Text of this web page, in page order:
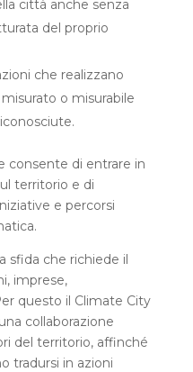
città anche senza
del proprio
che realizzano
o misurabile
consente di entrare in
territorio e di
e percorsi
sfida che richiede il
imprese,
questo il Climate City
collaborazione
del territorio, affinché
tradursi in azioni